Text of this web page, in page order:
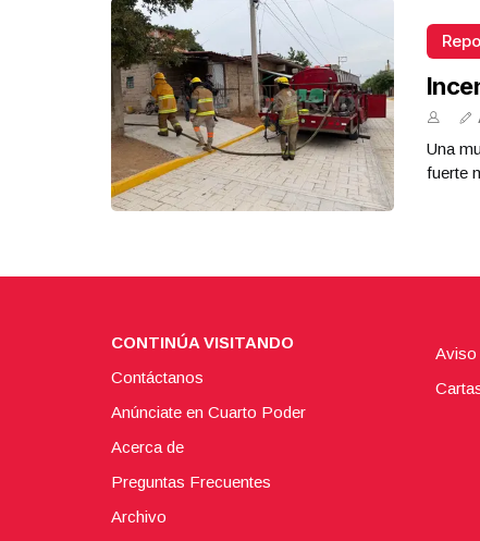
Una
fuerte
CONTINÚA VISITANDO
Contáctanos
Anúnciate en Cuarto Poder
Acerca de
Preguntas Frecuentes
Archivo
Aviso